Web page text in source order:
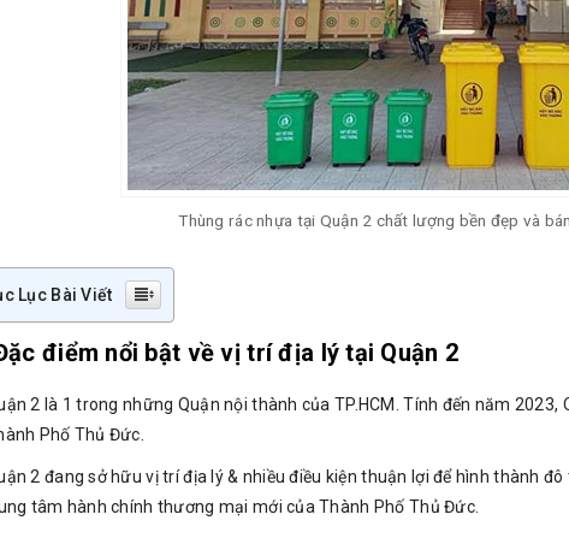
Thùng rác nhựa tại Quận 2 chất lượng bền đẹp và
Lục Bài Viết
điểm nổi bật về vị trí địa lý tại Quận 2
2 là 1 trong những Quận nội thành của TP.HCM. Tính đến năm
Phố Thủ Đức.
2 đang sở hữu vị trí địa lý & nhiều điều kiện thuận lợi để hình thành
tâm hành chính thương mại mới của Thành Phố Thủ Đức.